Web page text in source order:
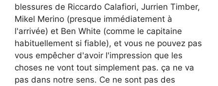
blessures de Riccardo Calafiori, Jurrien Timber,
Mikel Merino (presque immédiatement à
l'arrivée) et Ben White (comme le capitaine
habituellement si fiable), et vous ne pouvez pas
vous empêcher d'avoir l'impression que les
choses ne vont tout simplement pas. ça ne va
pas dans notre sens. Ce ne sont pas des